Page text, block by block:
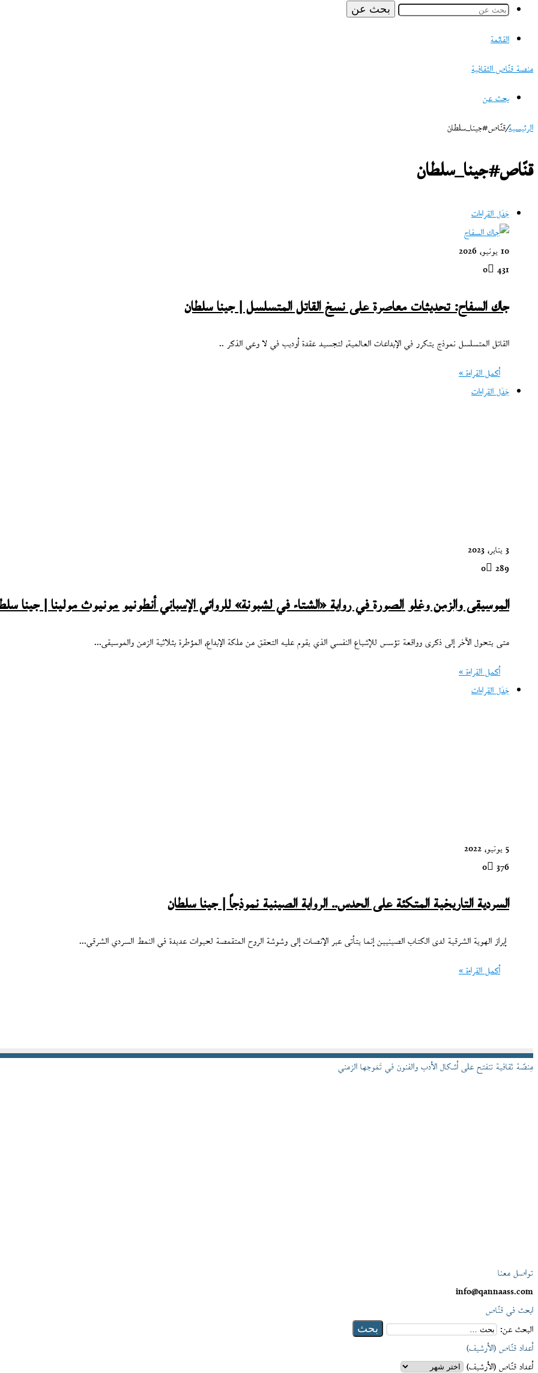
بحث عن
القائمة
منصة قنّاص الثقافية
بحث عن
الرئيسية/قنّاص#جينا_سلطان
قنّاص#جينا_سلطان
جَدَل القراءات
10 يونيو، 2026
0 431
جاك السفاح: تحديثات معاصرة على نسخ القاتل المتسلسل | جينا سلطان
القاتل المتسلسل نموذج يتكرر في الإبداعات العالمية، لتجسيد عقدة أوديب في لا وعي الذكر ..
أكمل القراءة »
جَدَل القراءات
3 يناير، 2023
0 289
الموسيقى والزمن وغلو الصورة في رواية «الشتاء في لشبونة» للروائي الإسباني أنطونيو مونيوث مولينا | جينا
متى يتحول الآخر إلى ذكرى وواقعة تؤسس للإشباع النفسي الذي يقوم عليه التحقق من ملكة الإبداع، المؤطرة بثلاثية الزمن والموسيقى…
أكمل القراءة »
جَدَل القراءات
5 يونيو، 2022
0 376
السردية التاريخية المتكئة على الحدس.. الرواية الصينية نموذجاً | جينا سلطان
إبراز الهوية الشرقية لدى الكتاب الصينيين إنما يتأتى عبر الإنصات إلى وشوشة الروح المتقمصة لحيوات عديدة في النمط السردي الشرقي…
أكمل القراءة »
مِنصّة ثقافية تنفتح على أشكال الأدب والفنون في تَمَوجها الزمني
تواصل معنا
info@qannaass.com
ابحث في قنّاص
البحث عن:
أعداد قنّاص (الأرشيف)
أعداد قنّاص (الأرشيف)